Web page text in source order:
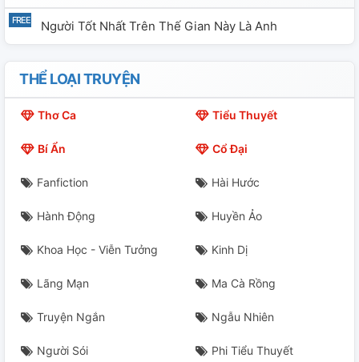
Người Tốt Nhất Trên Thế Gian Này Là Anh
THỂ LOẠI TRUYỆN
Thơ Ca Tiểu Thuyết
Bí Ẩn Cổ Đại
Fanfiction Hài Hước
Hành Động Huyền Ảo
Khoa Học - Viễn Tưởng Kinh Dị
Lãng Mạn Ma Cà Rồng
Truyện Ngắn Ngẫu Nhiên
Người Sói Phi Tiểu Thuyết